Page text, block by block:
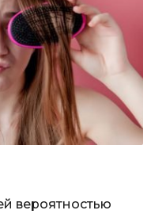
вероятностью